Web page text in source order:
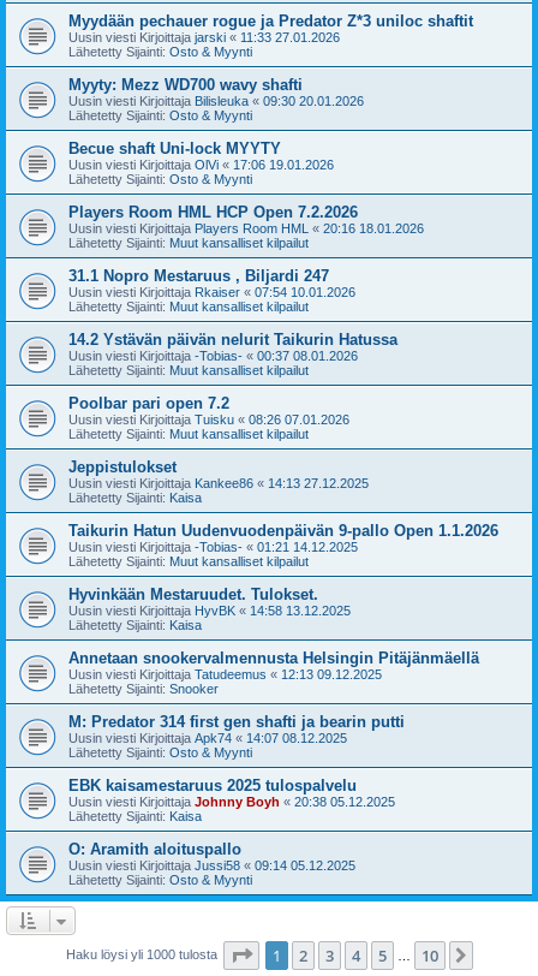
Myydään pechauer rogue ja Predator Z*3 uniloc shaftit
Uusin viesti Kirjoittaja jarski « 11:33 27.01.2026
Lähetetty Sijainti: Osto & Myynti
Myyty: Mezz WD700 wavy shafti
Uusin viesti Kirjoittaja Bilisleuka « 09:30 20.01.2026
Lähetetty Sijainti: Osto & Myynti
Becue shaft Uni-lock MYYTY
Uusin viesti Kirjoittaja OlVi « 17:06 19.01.2026
Lähetetty Sijainti: Osto & Myynti
Players Room HML HCP Open 7.2.2026
Uusin viesti Kirjoittaja Players Room HML « 20:16 18.01.2026
Lähetetty Sijainti: Muut kansalliset kilpailut
31.1 Nopro Mestaruus , Biljardi 247
Uusin viesti Kirjoittaja Rkaiser « 07:54 10.01.2026
Lähetetty Sijainti: Muut kansalliset kilpailut
14.2 Ystävän päivän nelurit Taikurin Hatussa
Uusin viesti Kirjoittaja -Tobias- « 00:37 08.01.2026
Lähetetty Sijainti: Muut kansalliset kilpailut
Poolbar pari open 7.2
Uusin viesti Kirjoittaja Tuisku « 08:26 07.01.2026
Lähetetty Sijainti: Muut kansalliset kilpailut
Jeppistulokset
Uusin viesti Kirjoittaja Kankee86 « 14:13 27.12.2025
Lähetetty Sijainti: Kaisa
Taikurin Hatun Uudenvuodenpäivän 9-pallo Open 1.1.2026
Uusin viesti Kirjoittaja -Tobias- « 01:21 14.12.2025
Lähetetty Sijainti: Muut kansalliset kilpailut
Hyvinkään Mestaruudet. Tulokset.
Uusin viesti Kirjoittaja HyvBK « 14:58 13.12.2025
Lähetetty Sijainti: Kaisa
Annetaan snookervalmennusta Helsingin Pitäjänmäellä
Uusin viesti Kirjoittaja Tatudeemus « 12:13 09.12.2025
Lähetetty Sijainti: Snooker
M: Predator 314 first gen shafti ja bearin putti
Uusin viesti Kirjoittaja Apk74 « 14:07 08.12.2025
Lähetetty Sijainti: Osto & Myynti
EBK kaisamestaruus 2025 tulospalvelu
Uusin viesti Kirjoittaja Johnny Boyh « 20:38 05.12.2025
Lähetetty Sijainti: Kaisa
O: Aramith aloituspallo
Uusin viesti Kirjoittaja Jussi58 « 09:14 05.12.2025
Lähetetty Sijainti: Osto & Myynti
Haku löysi yli 1000 tulosta Sivu /10
1 2 3 4 5 10